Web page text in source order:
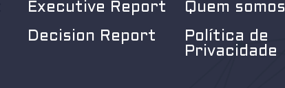
Executive Report
Decision Report
Quem somos
Política de
Privacidade